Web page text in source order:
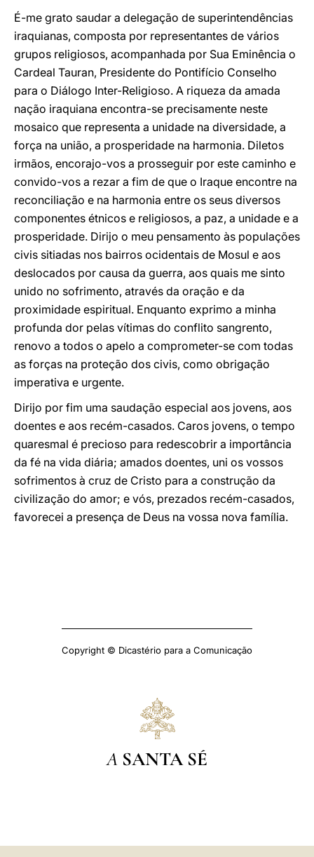
É-me grato saudar a delegação de superintendências
iraquianas, composta por representantes de vários
grupos religiosos, acompanhada por Sua Eminência o
Cardeal Tauran, Presidente do Pontifício Conselho
para o Diálogo Inter-Religioso. A riqueza da amada
nação iraquiana encontra-se precisamente neste
mosaico que representa a unidade na diversidade, a
força na união, a prosperidade na harmonia. Diletos
irmãos, encorajo-vos a prosseguir por este caminho e
convido-vos a rezar a fim de que o Iraque encontre na
reconciliação e na harmonia entre os seus diversos
componentes étnicos e religiosos, a paz, a unidade e a
prosperidade. Dirijo o meu pensamento às populações
civis sitiadas nos bairros ocidentais de Mosul e aos
deslocados por causa da guerra, aos quais me sinto
unido no sofrimento, através da oração e da
proximidade espiritual. Enquanto exprimo a minha
profunda dor pelas vítimas do conflito sangrento,
renovo a todos o apelo a comprometer-se com todas
as forças na proteção dos civis, como obrigação
imperativa e urgente.
Dirijo por fim uma saudação especial aos jovens, aos
doentes e aos recém-casados. Caros jovens, o tempo
quaresmal é precioso para redescobrir a importância
da fé na vida diária; amados doentes, uni os vossos
sofrimentos à cruz de Cristo para a construção da
civilização do amor; e vós, prezados recém-casados,
favorecei a presença de Deus na vossa nova família.
Copyright © Dicastério para a Comunicação
A SANTA SÉ